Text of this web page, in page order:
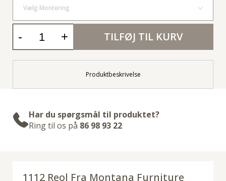
Vælg Montering
- + TILFØJ TIL KURV
Produktbeskrivelse
Har du spørgsmål til produktet?
Ring til os på 86 98 93 22
1112 Reol Fra Montana Furniture